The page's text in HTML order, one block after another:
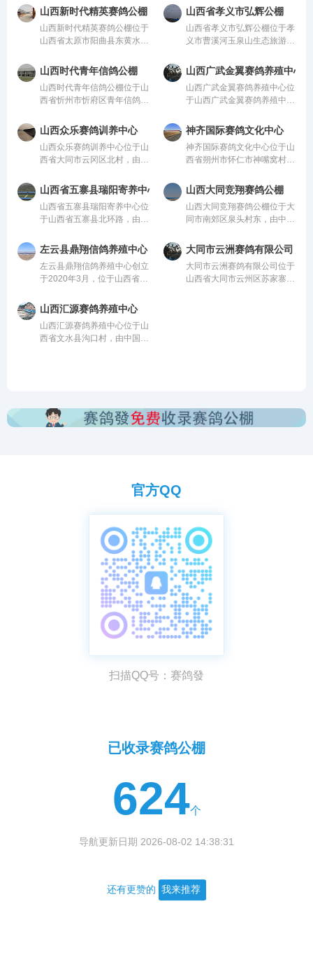
该公棚以国际、国内先进、科
学合理的设计方案进行建设，
采用一体化钢架结构，公棚长
200米，宽28
以国际、国内先进、科学合理
的设计方案进行建设，采用一
体化钢架结构，公棚长200
米，宽28米，高15
山西新时代精英赛鸽公棚
山西新时代精英赛鸽公棚位于
山西省太原市阳曲县东黄水镇
管。该公棚以国际、国内先
进、科学合理的设计方案进行
建设，采用一体化钢架结构，
公棚长200米，宽2
山西省孝义市弘辉公棚
山西省孝义市弘辉公棚位于孝
义市曹溪河玉泉山生态旅游风
水、空去芳馨、风景秀丽、环
境幽雅，这里设有酒楼、窑洞
式宾馆、垂钓园、温室大棚、
采摘园林
山西时代青年信鸽公棚
山西时代青年信鸽公棚位于山
西省忻州市忻府区青年信鸽养
2公里，由中国信鸽协会监
管。该公棚以国际、国内先
进、科学合理的设计方案进行
建设，采用一体
山西广武金翼赛鸽养殖中心
山西广武金翼赛鸽养殖中心位
于山西广武金翼赛鸽养殖中
公棚以国际、国内先进、科学
合理的设计方案进行建设，采
用一体化钢架结构，公棚长
200米，宽28米，高1
山西众乐赛鸽训养中心
山西众乐赛鸽训养中心位于山
西省大同市云冈区北村，由中
际、国内先进、科学合理的设
计方案进行建设，采用一体化
钢架结构，公棚长200米，宽
28米，高15米，可
神齐国际赛鸽文化中心
神齐国际赛鸽文化中心位于山
西省朔州市怀仁市神嘴窝村，
以国际、国内先进、科学合理
的设计方案进行建设，采用一
体化钢架结构，公棚长200
米，宽28米，高15
山西省五寨县瑞阳寄养中心
山西省五寨县瑞阳寄养中心位
于山西省五寨县北环路，由中
际、国内先进、科学合理的设
计方案进行建设，采用一体化
钢架结构，公棚长200米，宽
28米，高15米，可
山西大同竞翔赛鸽公棚
山西大同竞翔赛鸽公棚位于大
同市南郊区泉头村东，由中国
际、国内先进、科学合理的设
计方案进行建设，采用一体化
钢架结构，公棚长200米，宽
28米，高15米，可容
左云县鼎翔信鸽养殖中心
左云县鼎翔信鸽养殖中心创立
于2020年3月，位于山西省大
北一公里处，此地夏季凉爽少
雨，秋季干爽舒适，不仅是饲
养赛鸽的理想之处，而且还处
在黄金赛线上，中
大同市云洲赛鸽有限公司
大同市云洲赛鸽有限公司位于
山西省大同市云州区苏家寨村
山西汇源赛鸽养殖中心
山西汇源赛鸽养殖中心位于山
西省文水县沟口村，由中国信
官方QQ
扫描QQ号：赛鸽發
已收录赛鸽公棚
624个
导航更新日期 2026-08-02 14:38:31
还有更赞的 我来推荐